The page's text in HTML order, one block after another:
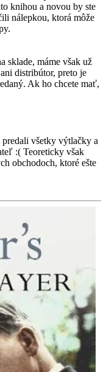
knihou a novou by ste
nálepkou, ktorá môže
sklade, máme však už
distribútor, preto je
Ak ho chcete mať,
všetky výtlačky a
:( Teoreticky však
obchodoch, ktoré ešte